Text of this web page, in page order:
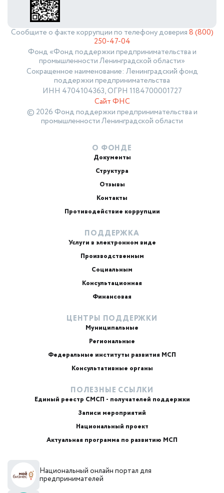
Сообщите о факте коррупции по телефону доверия8 (800)
250-47-04
Фонд «Фонд поддержки предпринимательства и
промышленности Ленинградской области»
Сокращенное наименование: Ленинградский фонд
поддержки предпринимательства
ИНН 4704104363, ОГРН 1184700001727
Сайт ФНС
© 2026 Фонд поддержки предпринимательства и
промышленности Ленинградской области
О ФОНДЕ
Документы
Структура
Отзывы
Контакты
Противодействие коррупции
ПОДДЕРЖКА
Услуги в электронном виде
Производственным
Социальным
Консультационная
Финансовая
ЦЕНТРЫ ПОДДЕРЖКИ
Муниципальные
Региональные
Федеральные институты развития МСП
Консультативные органы
ПОЛЕЗНЫЕ ССЫЛКИ
Единый реестр СМСП - получателей поддержки
Записи мероприятий
Национальный проект
Актуальная программа по развитию МСП
Национальный онлайн портал для
предпринимателей
ИИ-консультант
Маркетплейсы и регуляторика
Email или телефон — на выбор